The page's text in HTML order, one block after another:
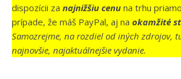
dispozícii za najnižšiu cenu na trhu
prípade, že máš PayPal, aj na okamžité
Samozrejme, na rozdiel od iných zdrojov,
najnovšie, najaktuálnejšie vydanie.